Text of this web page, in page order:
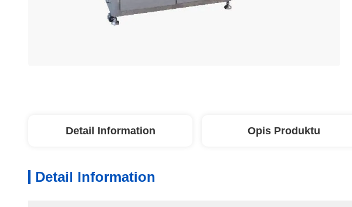
Detail Information Opis Produktu
Detail Information